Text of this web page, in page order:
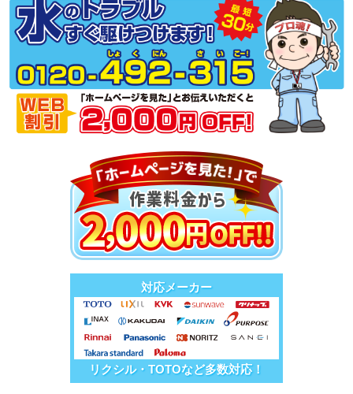
対応メーカー
リクシル・TOTOなど多数対応！